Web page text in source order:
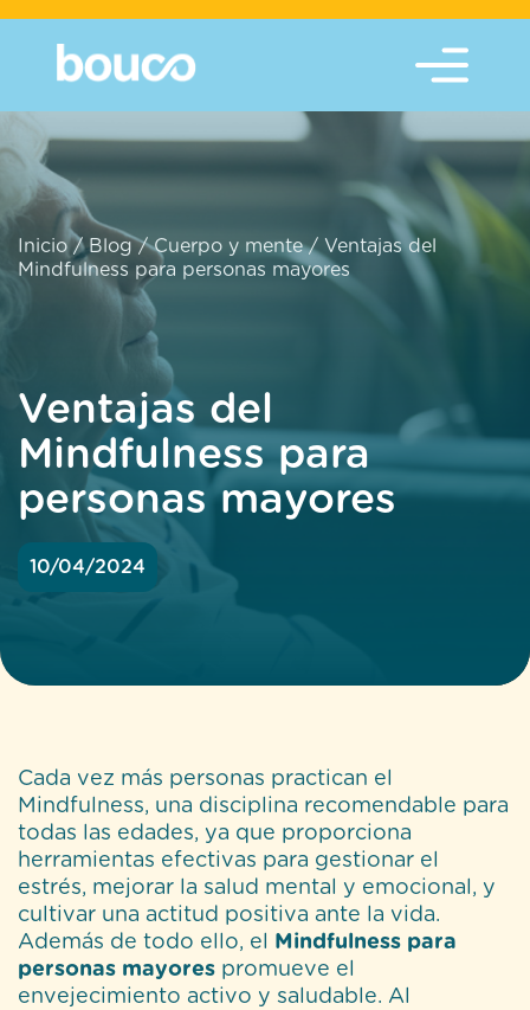
Inicio/Blog/Cuerpo y mente/ Ventajas del
Mindfulness para personas mayores
Ventajas del
Mindfulness para
personas mayores
10/04/2024
Cada vez más personas practican el
Mindfulness, una disciplina recomendable para
todas las edades, ya que proporciona
herramientas efectivas para gestionar el
estrés, mejorar la salud mental y emocional, y
cultivar una actitud positiva ante la vida.
Además de todo ello, el Mindfulness para
personas mayores promueve el
envejecimiento activo y saludable. Al